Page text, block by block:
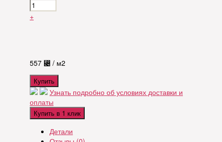
+
557 ⃄ / м2
Купить
Узнать подробно об условиях доставки и
оплаты
Купить в 1 клик
Детали